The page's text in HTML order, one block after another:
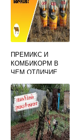
ПРЕМИКС И
КОМБИКОРМ В
ЧЕМ ОТЛИЧИЕ